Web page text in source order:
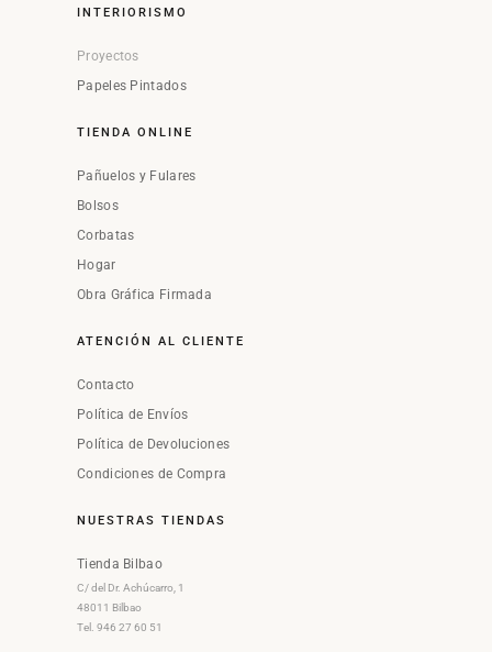
INTERIORISMO
Proyectos
Papeles Pintados
TIENDA ONLINE
Pañuelos y Fulares
Bolsos
Corbatas
Hogar
Obra Gráfica Firmada
ATENCIÓN AL CLIENTE
Contacto
Política de Envíos
Política de Devoluciones
Condiciones de Compra
NUESTRAS TIENDAS
Tienda Bilbao
C/ del Dr. Achúcarro, 1
48011 Bilbao
Tel. 946 27 60 51